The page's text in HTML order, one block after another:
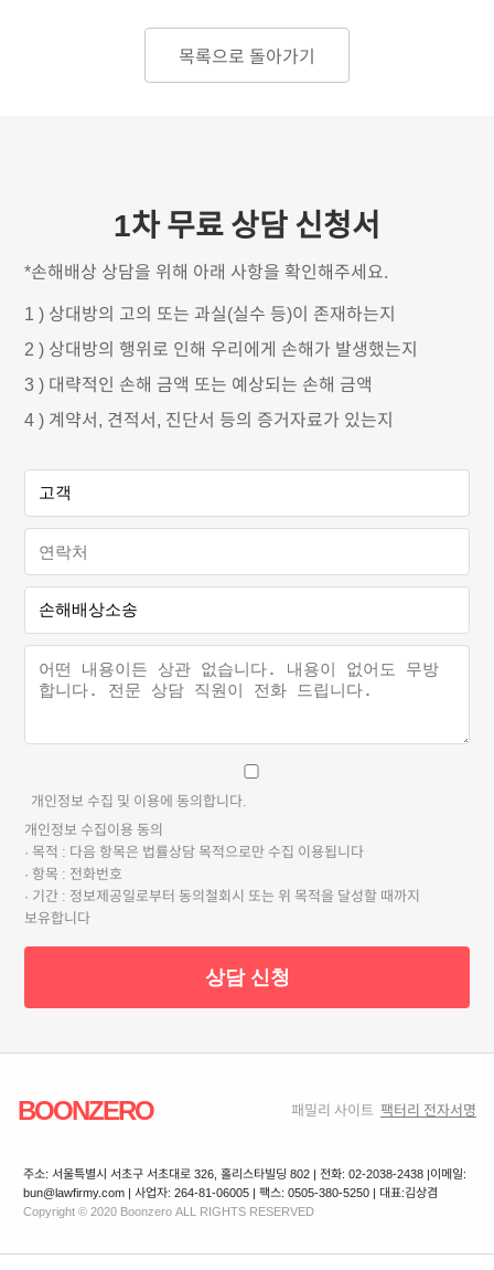
않는다면 상대방의 재산에 대해 강제집행을 합니다. 이를
통해 종국적으로 손해를 배상받을 수 있습니다.
목록으로 돌아가기
1차 무료 상담 신청서
*손해배상 상담을 위해 아래 사항을 확인해주세요.
1 ) 상대방의 고의 또는 과실(실수 등)이 존재하는지
2 ) 상대방의 행위로 인해 우리에게 손해가 발생했는지
3 ) 대략적인 손해 금액 또는 예상되는 손해 금액
4) 계약서, 견적서, 진단서 등의 증거자료가 있는지
개인정보 수집 및 이용에 동의합니다.
개인정보 수집이용 동의
· 목적 : 다음 항목은 법률상담 목적으로만 수집 이용됩니다
· 항목 : 전화번호
· 기간 : 정보제공일로부터 동의철회시 또는 위 목적을 달성할 때까지
보유합니다
상담 신청
BOONZERO 패밀리 사이트 팩터리 전자서명
주소: 서울특별시 서초구 서초대로 326, 홀리스타빌딩 802 | 전화: 02-2038-2438 |이메일:
bun@lawfirmy.com | 사업자: 264-81-06005 | 팩스: 0505-380-5250 | 대표:김상겸
Copyright © 2020 Boonzero ALL RIGHTS RESERVED